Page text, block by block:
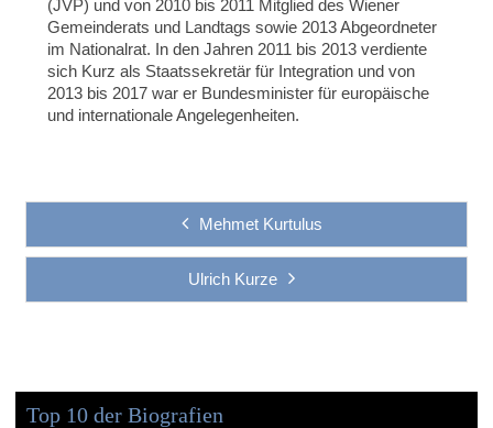
(JVP) und von 2010 bis 2011 Mitglied des Wiener
Gemeinderats und Landtags sowie 2013 Abgeordneter
im Nationalrat. In den Jahren 2011 bis 2013 verdiente
sich Kurz als Staatssekretär für Integration und von
2013 bis 2017 war er Bundesminister für europäische
und internationale Angelegenheiten.
Mehmet Kurtulus
Ulrich Kurze
Top 10 der Biografien